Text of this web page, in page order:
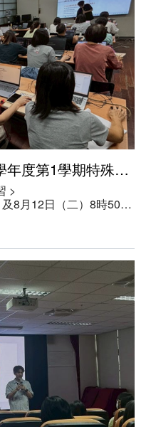
【114年8月】南投縣114學年度第1學期特殊教育教師專業成長
>
8月12日（二）8時50分
（旭光高中內）
老師、苗栗縣公館國小曾
通班教師。
位工具或軟體教學策略與
升教師在教學設計之專
身心障礙學生之學習需
進身心障礙學生學習動機
同思考教材內容、研擬教